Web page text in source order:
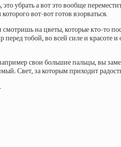
убрать а вот это вообще
вот-вот готов взорваться.
смотришь на цветы, которые кто-то
тобой, во всей силе и красоте и
свои большие пальцы, вы
Свет, за которым приходит